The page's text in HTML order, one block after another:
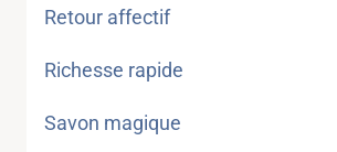
Retour affectif
Richesse rapide
Savon magique